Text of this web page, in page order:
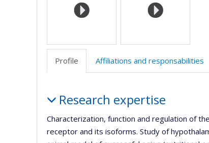
Profile Affiliations and responsabilities
Research expertise
Characterization, function and regulation of
receptor and its isoforms. Study of